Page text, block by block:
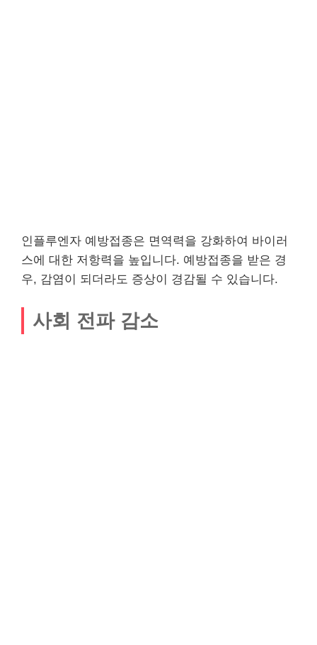
인플루엔자 예방접종은 면역력을 강화하여 바이러
스에 대한 저항력을 높입니다. 예방접종을 받은 경
우, 감염이 되더라도 증상이 경감될 수 있습니다.
사회 전파 감소